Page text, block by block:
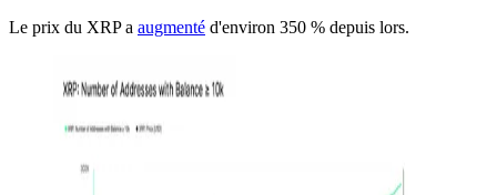
Le prix du XRP a augmenté d'environ 350 % depuis lors.